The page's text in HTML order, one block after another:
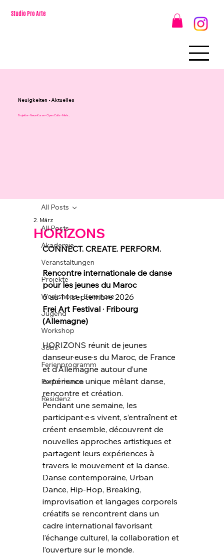
Studio Pro Arte
Projekte - Neue Kurse - Open Calls - Mehr...
Neuigkeiten - Aktuelles
All Posts
Akademie
Veranstaltungen
Projekte
Workshops - Seminare
Jugend
Workshop
Jobs
Ferienprogramm
Performance
Residenz
All Posts
HORIZONS
2. März
CONNECT. CREATE. PERFORM.
Rencontre internationale de danse
pour les jeunes du Maroc
6 au 14 septembre 2026
Frei Art Festival · Fribourg
(Allemagne)
HORIZONS réunit de jeunes
danseur·euse·s du Maroc, de France
et d’Allemagne autour d’une
expérience unique mêlant danse,
rencontre et création.
Pendant une semaine, les
participant·e·s vivent, s’entraînent et
créent ensemble, découvrent de
nouvelles approches artistiques et
partagent leurs expériences à
travers le mouvement et la danse.
Danse contemporaine, Urban
Dance, Hip-Hop, Breaking,
improvisation et langages corporels
créatifs se rencontrent dans un
cadre international favorisant
l’échange culturel, la collaboration et
l’ouverture sur le monde.